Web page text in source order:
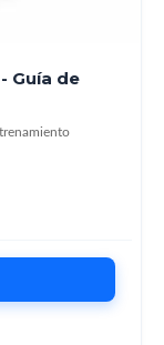
Guía de